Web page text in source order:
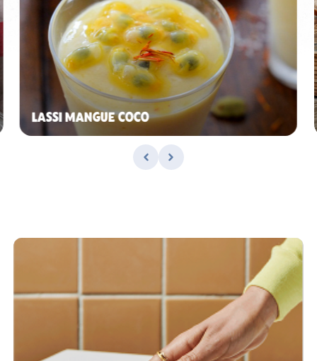
LASSI MANGUE COCO